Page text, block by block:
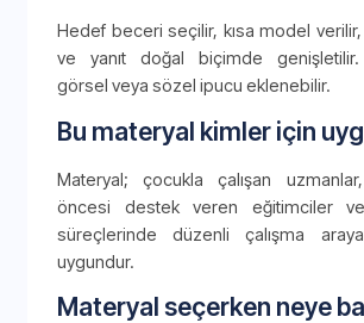
Hedef beceri seçilir, kısa model verilir,
ve yanıt doğal biçimde genişletilir.
görsel veya sözel ipucu eklenebilir.
Bu materyal kimler için
Materyal; çocukla çalışan
öncesi destek veren eğitimciler
süreçlerinde düzenli çalışma
uygundur.
Materyal seçerken neye